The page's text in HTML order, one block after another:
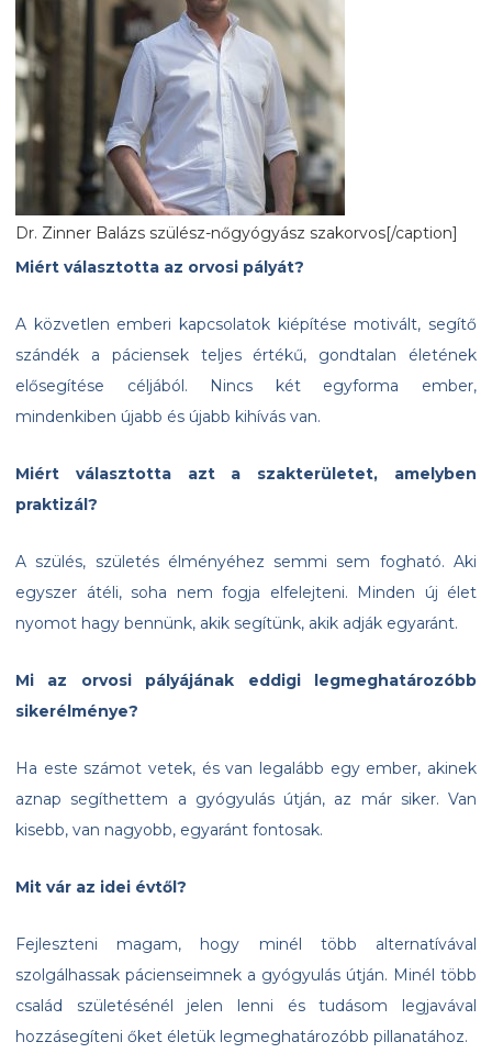
Dr. Zinner Balázs szülész-nőgyógyász szakorvos[/caption]
Miért választotta az orvosi pályát?
A közvetlen emberi kapcsolatok kiépítése motivált, segítő
szándék a páciensek teljes értékű, gondtalan életének
elősegítése céljából. Nincs két egyforma ember,
mindenkiben újabb és újabb kihívás van.
Miért választotta azt a szakterületet, amelyben
praktizál?
A szülés, születés élményéhez semmi sem fogható. Aki
egyszer átéli, soha nem fogja elfelejteni. Minden új élet
nyomot hagy bennünk, akik segítünk, akik adják egyaránt.
Mi az orvosi pályájának eddigi legmeghatározóbb
sikerélménye?
Ha este számot vetek, és van legalább egy ember, akinek
aznap segíthettem a gyógyulás útján, az már siker. Van
kisebb, van nagyobb, egyaránt fontosak.
Mit vár az idei évtől?
Fejleszteni magam, hogy minél több alternatívával
szolgálhassak pácienseimnek a gyógyulás útján. Minél több
család születésénél jelen lenni és tudásom legjavával
hozzásegíteni őket életük legmeghatározóbb pillanatához.